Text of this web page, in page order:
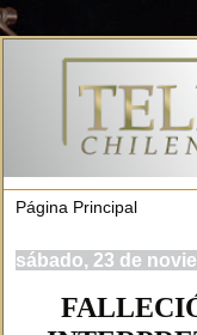
sábado, 23 de